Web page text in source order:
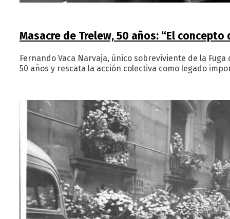
Masacre de Trelew, 50 años: “El
Fernando Vaca Narvaja, único sobreviviente de la
50 años y rescata la acción colectiva como legado